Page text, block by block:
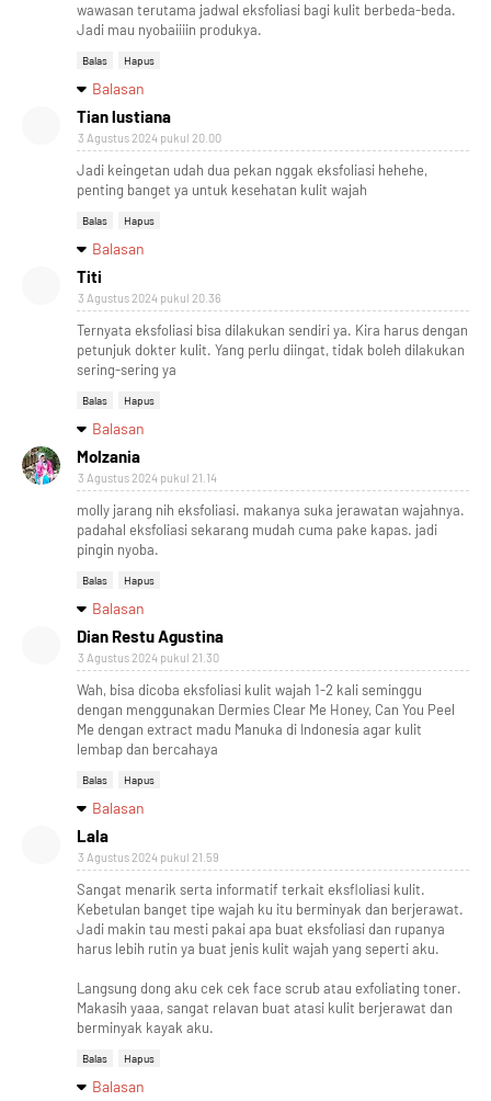
wawasan terutama jadwal eksfoliasi bagi kulit berbeda-beda.
Jadi mau nyobaiiiin produkya.
Balas Hapus
Balasan
Tian lustiana
3 Agustus 2024 pukul 20.00
Jadi keingetan udah dua pekan nggak eksfoliasi hehehe,
penting banget ya untuk kesehatan kulit wajah
Balas Hapus
Balasan
Titi
3 Agustus 2024 pukul 20.36
Ternyata eksfoliasi bisa dilakukan sendiri ya. Kira harus dengan
petunjuk dokter kulit. Yang perlu diingat, tidak boleh dilakukan
sering-sering ya
Balas Hapus
Balasan
Molzania
3 Agustus 2024 pukul 21.14
molly jarang nih eksfoliasi. makanya suka jerawatan wajahnya.
padahal eksfoliasi sekarang mudah cuma pake kapas. jadi
pingin nyoba.
Balas Hapus
Balasan
Dian Restu Agustina
3 Agustus 2024 pukul 21.30
Wah, bisa dicoba eksfoliasi kulit wajah 1-2 kali seminggu
dengan menggunakan Dermies Clear Me Honey, Can You Peel
Me dengan extract madu Manuka di Indonesia agar kulit
lembap dan bercahaya
Balas Hapus
Balasan
Lala
3 Agustus 2024 pukul 21.59
Sangat menarik serta informatif terkait eksfloliasi kulit.
Kebetulan banget tipe wajah ku itu berminyak dan berjerawat.
Jadi makin tau mesti pakai apa buat eksfoliasi dan rupanya
harus lebih rutin ya buat jenis kulit wajah yang seperti aku.
Langsung dong aku cek cek face scrub atau exfoliating toner.
Makasih yaaa, sangat relavan buat atasi kulit berjerawat dan
berminyak kayak aku.
Balas Hapus
Balasan